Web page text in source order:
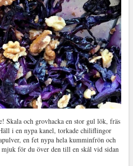
Skala och grovhacka en stor gul lök, fräs
i en nypa kanel, torkade chiliflingor
en fet nypa hela kumminfrön och
för du över den till en skål vid sidan